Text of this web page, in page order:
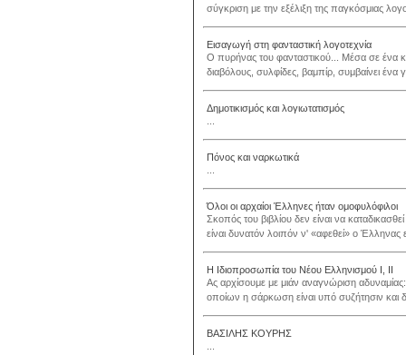
σύγκριση με την εξέλιξη της παγκόσμιας
Εισαγωγή στη φανταστική λογοτεχνία
Ο πυρήνας του φανταστικού... Μέσα σε ένα
διαβόλους, συλφίδες, βαμπίρ, συμβαίνει ένα
Δημοτικισμός και λογιωτατισμός
Πόνος και ναρκωτικά
Όλοι οι αρχαίοι Έλληνες ήταν ομοφυλόφιλοι
Σκοπός του βιβλίου δεν είναι να
είναι δυνατόν λοιπόν ν' «αφεθεί» ο
Η Ιδιοπροσωπία του Νέου Ελληνισμού Ι, ΙΙ
Ας αρχίσουμε με μιάν αναγνώριση
οποίων η σάρκωση είναι υπό συζήτησιν και
ΒΑΣΙΛΗΣ ΚΟΥΡΗΣ